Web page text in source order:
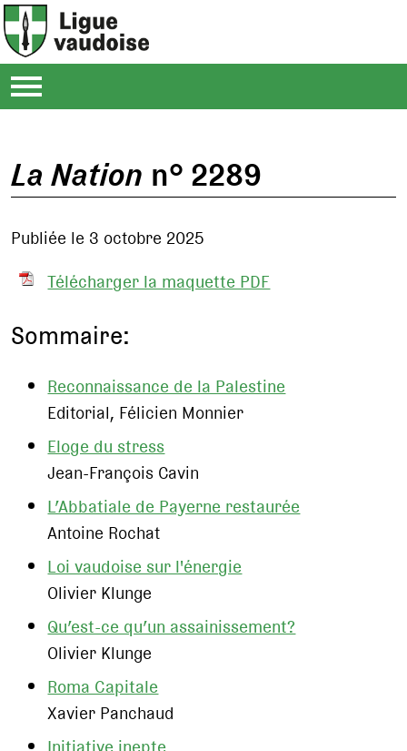
La Nation n° 2289
Publiée le 3 octobre 2025
Télécharger la maquette PDF
Sommaire:
Reconnaissance de la Palestine
Editorial, Félicien Monnier
Eloge du stress
Jean-François Cavin
L’Abbatiale de Payerne restaurée
Antoine Rochat
Loi vaudoise sur l'énergie
Olivier Klunge
Qu’est-ce qu’un assainissement?
Olivier Klunge
Roma Capitale
Xavier Panchaud